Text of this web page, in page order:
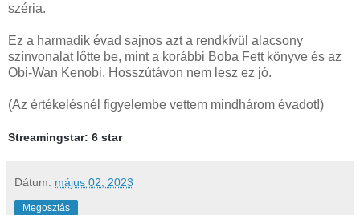
széria.
Ez a harmadik évad sajnos azt a rendkívül alacsony
színvonalat lőtte be, mint a korábbi Boba Fett könyve és az
Obi-Wan Kenobi. Hosszútávon nem lesz ez jó.
(Az értékelésnél figyelembe vettem mindhárom évadot!)
Streamingstar: 6 star
Dátum: május 02, 2023
Megosztás